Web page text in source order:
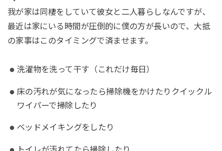
我が家は同棲をしていて彼女と二人暮らしなんですが、
最近は家にいる時間が圧倒的に僕の方が長いので、大抵
の家事はこのタイミングで済ませます。
洗濯物を洗って干す（これだけ毎日）
床の汚れが気になったら掃除機をかけたりクイックル
ワイパーで掃除したり
ベッドメイキングをしたり